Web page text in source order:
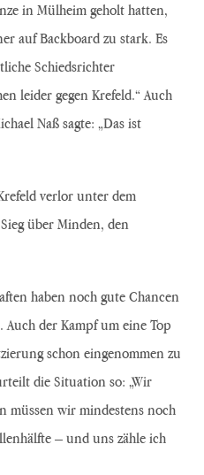
in Mülheim geholt hatten,
auf Backboard zu stark. Es
Schiedsrichter
leider gegen Krefeld.“ Auch
Naß sagte: „Das ist
verlor unter dem
über Minden, den
haben noch gute Chancen
der Kampf um eine Top
schon eingenommen zu
die Situation so: „Wir
müssen wir mindestens noch
– und uns zähle ich